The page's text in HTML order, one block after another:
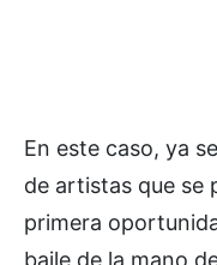
En este caso, ya
de artistas que se
primera
baile de la mano